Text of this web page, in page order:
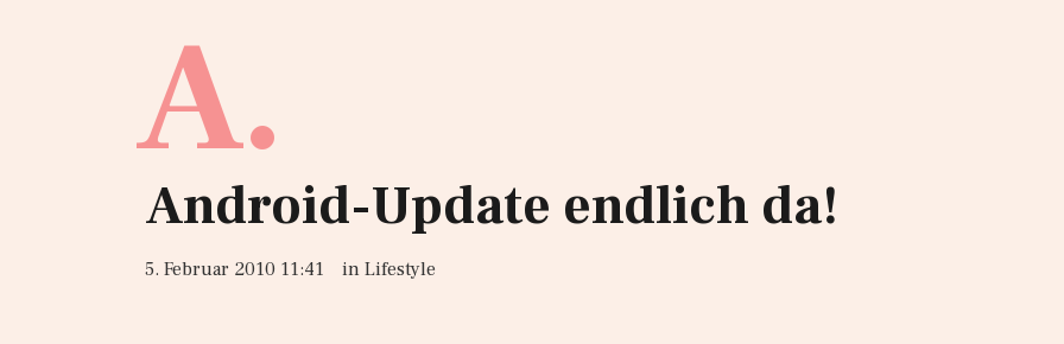
A.
Android-Update endlich da!
5. Februar 2010 11:41 in Lifestyle